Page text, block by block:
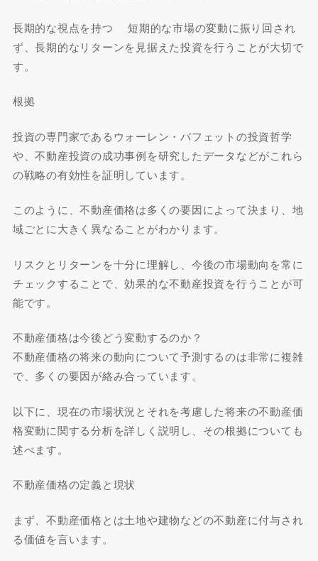
長期的な視点を持つ 短期的な市場の変動に振り回され
ず、長期的なリターンを見据えた投資を行うことが大切で
す。
根拠
投資の専門家であるウォーレン・バフェットの投資哲学
や、不動産投資の成功事例を研究したデータなどがこれら
の戦略の有効性を証明しています。
このように、不動産価格は多くの要因によって決まり、地
域ごとに大きく異なることがわかります。
リスクとリターンを十分に理解し、今後の市場動向を常に
チェックすることで、効果的な不動産投資を行うことが可
能です。
不動産価格は今後どう変動するのか？
不動産価格の将来の動向について予測するのは非常に複雑
で、多くの要因が絡み合っています。
以下に、現在の市場状況とそれを考慮した将来の不動産価
格変動に関する分析を詳しく説明し、その根拠についても
述べます。
不動産価格の定義と現状
まず、不動産価格とは土地や建物などの不動産に付与され
る価値を言います。